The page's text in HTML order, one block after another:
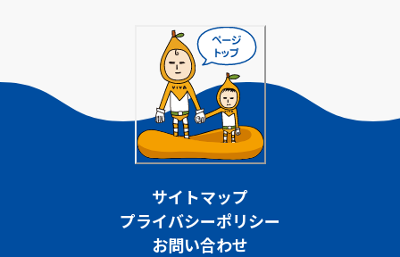
サイトマップ
プライバシーポリシー
お問い合わせ